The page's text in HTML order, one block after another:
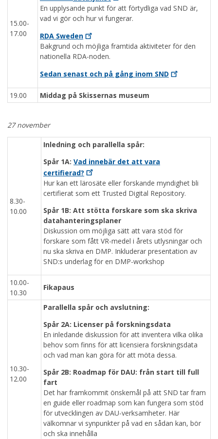
15.00-
17.00
En upplysande punkt för att förtydliga vad SND är,
vad vi gör och hur vi fungerar.
RDA Sweden
Bakgrund och möjliga framtida aktiviteter för den
nationella RDA-noden.
Sedan senast och på gång inom SND
19.00 Middag på Skissernas museum
27 november
8.30-
10.00
Inledning och parallella spår:
Spår 1A: Vad innebär det att vara
certifierad?
Hur kan ett lärosäte eller forskande myndighet bli
certifierat som ett Trusted Digital Repository.
Spår 1B: Att stötta forskare som ska skriva
datahanteringsplaner
Diskussion om möjliga sätt att vara stöd för
forskare som fått VR-medel i årets utlysningar och
nu ska skriva en DMP. Inkluderar presentation av
SND:s underlag för en DMP-workshop
10.00-
10.30
Fikapaus
10.30-
12.00
Parallella spår och avslutning:
Spår 2A: Licenser på forskningsdata
En inledande diskussion för att inventera vilka olika
behov som finns för att licensiera forskningsdata
och vad man kan göra för att möta dessa.
Spår 2B: Roadmap för DAU: från start till full
fart
Det har framkommit önskemål på att SND tar fram
en guide eller roadmap som kan fungera som stöd
för utvecklingen av DAU-verksamheter. Här
välkomnar vi synpunkter på vad en sådan kan, bör
och ska innehålla